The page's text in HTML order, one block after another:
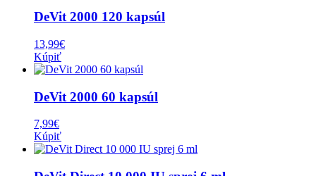
DeVit 2000 120 kapsúl
13,99€
Kúpiť
DeVit 2000 60 kapsúl
7,99€
Kúpiť